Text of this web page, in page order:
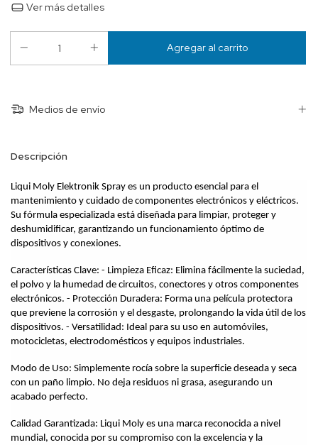
Ver más detalles
Medios de envío
Descripción
Liqui Moly Elektronik Spray es un producto esencial para el
mantenimiento y cuidado de componentes electrónicos y eléctricos.
Su fórmula especializada está diseñada para limpiar, proteger y
deshumidificar, garantizando un funcionamiento óptimo de
dispositivos y conexiones.
Características Clave: - Limpieza Eficaz: Elimina fácilmente la suciedad,
el polvo y la humedad de circuitos, conectores y otros componentes
electrónicos. - Protección Duradera: Forma una película protectora
que previene la corrosión y el desgaste, prolongando la vida útil de los
dispositivos. - Versatilidad: Ideal para su uso en automóviles,
motocicletas, electrodomésticos y equipos industriales.
Modo de Uso: Simplemente rocía sobre la superficie deseada y seca
con un paño limpio. No deja residuos ni grasa, asegurando un
acabado perfecto.
Calidad Garantizada: Liqui Moly es una marca reconocida a nivel
mundial, conocida por su compromiso con la excelencia y la